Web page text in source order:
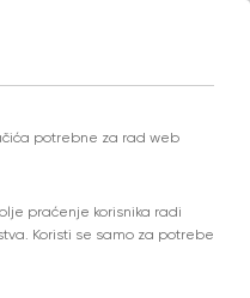
potrebne za rad web
praćenje korisnika radi
Koristi se samo za potrebe